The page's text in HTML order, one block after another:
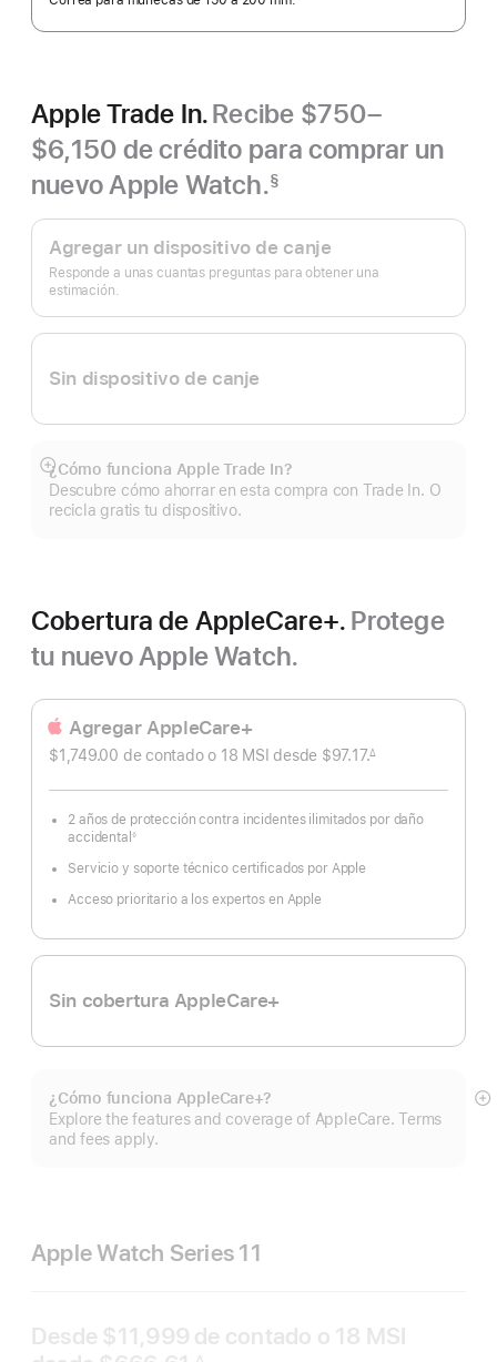
Apple Trade In.Recibe $750–
$6,150 de crédito para comprar un
nuevo Apple Watch.
al
pie
§
Apple
Trade In.
Agregar un dispositivo de canje
Responde a unas cuantas preguntas para obtener una
estimación.
Sin dispositivo de canje
¿Cómo funciona Apple Trade In?
Descubre cómo ahorrar en esta compra con Trade In. O
recicla gratis tu dispositivo.
Mostrar
más
Cobertura de AppleCare+. Protege
tu nuevo Apple Watch.
Agregar AppleCare+
$1,749.00 de contado o 18 MSI desde $97.17.∆
2 años de protección contra incidentes ilimitados por daño
accidental
pie
◊
Servicio y soporte técnico certificados por Apple
Acceso prioritario a los expertos en Apple
Sin cobertura AppleCare+
¿Cómo funciona AppleCare+?
Explore the features and coverage of AppleCare. Terms
and fees apply.
Apple Watch Series 11
Desde $11,999 de contado o 18 MSI